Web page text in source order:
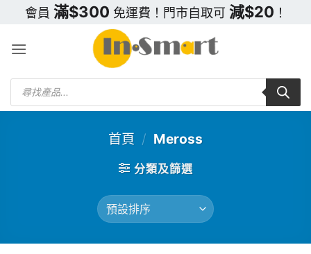
content
會員 滿$300 免運費！門市自取可 減$20 ！
Products
search
首頁 / Meross
分類及篩選